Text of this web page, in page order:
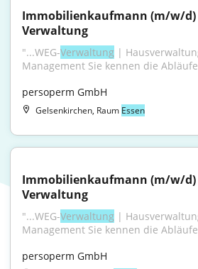
Immobilienkaufmann (m/w/d)
Verwaltung
"...WEG-Verwaltung |
Management Sie kennen die
persoperm GmbH
Gelsenkirchen, Raum Essen
Immobilienkaufmann (m/w/d)
Verwaltung
"...WEG-Verwaltung |
Management Sie kennen die
persoperm GmbH